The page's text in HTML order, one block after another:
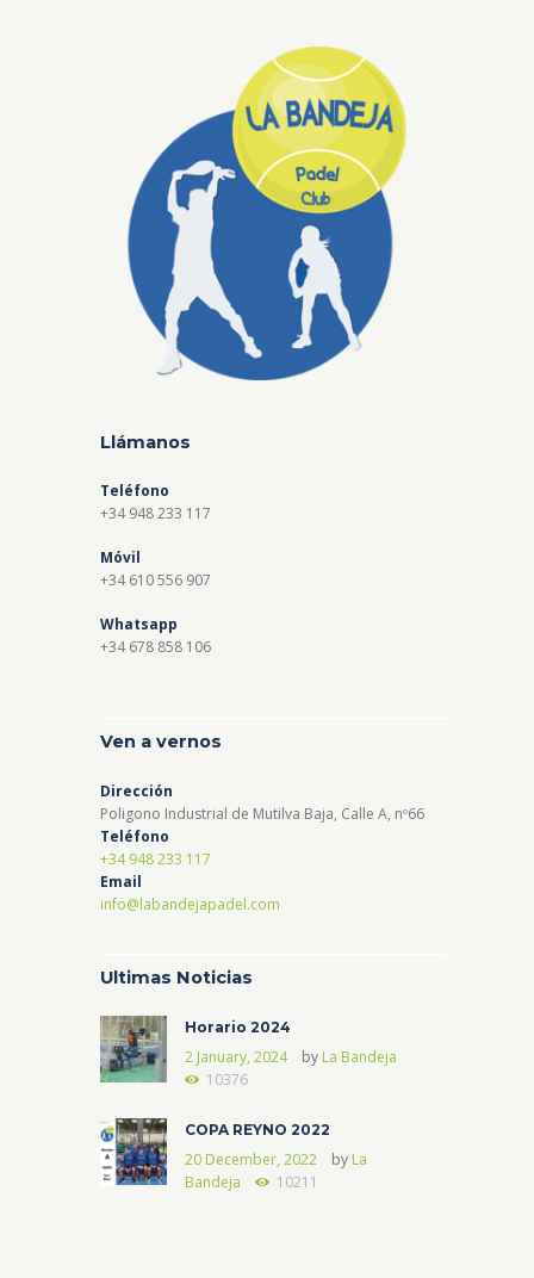
Llámanos
Teléfono
+34 948 233 117
Móvil
+34 610 556 907
Whatsapp
+34 678 858 106
Ven a vernos
Dirección
Poligono Industrial de Mutilva Baja, Calle A, nº66
Teléfono
+34 948 233 117
Email
info@labandejapadel.com
Ultimas Noticias
Horario 2024
2 January, 2024 by La Bandeja
10376
COPA REYNO 2022
20 December, 2022 by La
Bandeja
10211